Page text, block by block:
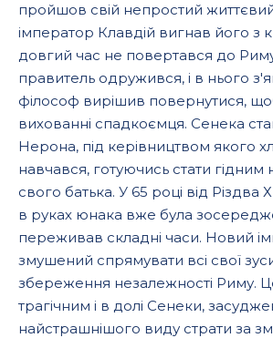
пройшов свій непростий
імператор Клавдій вигнав його з
довгий час не повертався до
правитель одружився, і в нього
філософ вирішив повернутися,
вихованні спадкоємця. Сенека
Нерона, під керівництвом якого
навчався, готуючись стати гідним
свого батька. У 65 році від Різдва
в руках юнака вже була
переживав складні часи. Новий
змушений спрямувати всі свої
збереження незалежності Риму.
трагічним і в долі Сенеки,
найстрашнішого виду страти за